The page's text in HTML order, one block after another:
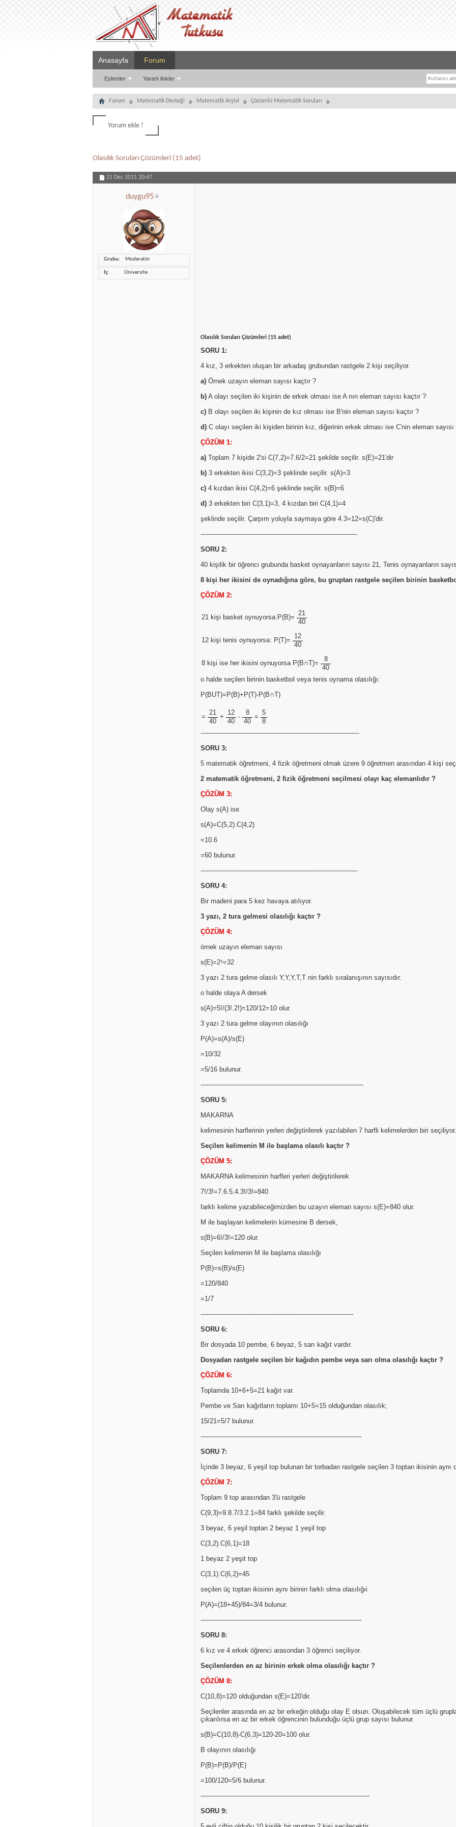
Anasayfa Forum
Eylemler Yararlı linkler
Forum Matematik Desteği Matematik Arşivi Çözümlü Matematik Soruları
Yorum ekle !
Olasılık Soruları Çözümleri (15 adet)
21 Dec 2011 20:47
duygu95
Grubu Moderatör
İş Üniversite
Olasılık Soruları Çözümleri (15 adet)
SORU 1:
4 kız, 3 erkekten oluşan bir arkadaş grubundan rastgele 2 kişi seçiliyor.
a) Örnek uzayın eleman sayısı kaçtır ?
b) A olayı seçilen iki kişinin de erkek olması ise A nın eleman sayısı kaçtır ?
c) B olayı seçilen iki kişinin de kız olması ise B'nin eleman sayısı kaçtır ?
d) C olayı seçilen iki kişiden birinin kız, diğerinin erkek olması ise C'nin eleman sayısı
ÇÖZÜM 1:
a) Toplam 7 kişide 2'si C(7,2)=7.6/2=21 şekilde seçilir. s(E)=21'dir
b) 3 erkekten ikisi C(3,2)=3 şeklinde seçilir. s(A)=3
c) 4 kızdan ikisi C(4,2)=6 şeklinde seçilir. s(B)=6
d) 3 erkekten biri C(3,1)=3, 4 kızdan biri C(4,1)=4
şeklinde seçilir. Çarpım yoluyla saymaya göre 4.3=12=s(C)'dir.
-----------------------------------------------------------------------------
SORU 2:
40 kişilik bir öğrenci grubunda basket oynayanların sayısı 21, Tenis oynayanların
8 kişi her ikisini de oynadığına göre, bu gruptan rastgele seçilen birinin
ÇÖZÜM 2:
21 kişi basket oynuyorsa:P(B)=
21
40
12 kişi tenis oynuyorsa: P(T)=
12
40
8 kişi ise her ikisini oynuyorsa P(B∩T)=
8
40
o halde seçilen birinin basketbol veya tenis oynama olasılığı:
P(BUT)=P(B)+P(T)-P(B∩T)
=
21
40
+
12
40
-
8
40
=
5
8
------------------------------------------------------------------------------
SORU 3:
5 matematik öğretmeni, 4 fizik öğretmeni olmak üzere 9 öğretmen arasından 4 kişi
2 matematik öğretmeni, 2 fizik öğretmeni seçilmesi olayı kaç elemanlıdır ?
ÇÖZÜM 3:
Olay s(A) ise
s(A)=C(5,2).C(4,2)
=10.6
=60 bulunur.
-----------------------------------------------------------------------------
SORU 4:
Bir madeni para 5 kez havaya atılıyor.
3 yazı, 2 tura gelmesi olasılığı kaçtır ?
ÇÖZÜM 4:
örnek uzayın eleman sayısı
s(E)=2⁵=32
3 yazı 2 tura gelme olasılı Y,Y,Y,T,T nin farklı sıralanışının sayısıdır.
o halde olaya A dersek
s(A)=5!/(3!.2!)=120/12=10 olur.
3 yazı 2 tura gelme olayının olasılığı
P(A)=s(A)/s(E)
=10/32
=5/16 bulunur.
--------------------------------------------------------------------------------
SORU 5:
MAKARNA
kelimesinin harflerinin yerleri değiştirilerek yazılabilen 7 harfli kelimelerden biri seçiliyor.
Seçilen kelimenin M ile başlama olasılı kaçtır ?
ÇÖZÜM 5:
MAKARNA kelimesinin harfleri yerleri değiştirilerek
7!/3!=7.6.5.4.3!/3!=840
farklı kelime yazabileceğimizden bu uzayın eleman sayısı s(E)=840 olur.
M ile başlayan kelimelerin kümesine B dersek,
s(B)=6!/3!=120 olur.
Seçilen kelimenin M ile başlama olasılığı
P(B)=s(B)/s(E)
=120/840
=1/7
---------------------------------------------------------------------------
SORU 6:
Bir dosyada 10 pembe, 6 beyaz, 5 sarı kağıt vardır.
Dosyadan rastgele seçilen bir kağıdın pembe veya sarı olma olasılığı kaçtır ?
ÇÖZÜM 6:
Toplamda 10+6+5=21 kağıt var.
Pembe ve Sarı kağıtların toplamı 10+5=15 olduğundan olasılık;
15/21=5/7 bulunur.
-------------------------------------------------------------------------------
SORU 7:
İçinde 3 beyaz, 6 yeşil top bulunan bir torbadan rastgele seçilen 3 toptan ikisinin aynı
ÇÖZÜM 7:
Toplam 9 top arasından 3'ü rastgele
C(9,3)=9.8.7/3.2.1=84 farklı şekilde seçilir.
3 beyaz, 6 yeşil toptan 2 beyaz 1 yeşil top
C(3,2).C(6,1)=18
1 beyaz 2 yeşit top
C(3,1).C(6,2)=45
seçilen üç toptan ikisinin aynı birinin farklı olma olasılığıi
P(A)=(18+45)/84=3/4 bulunur.
-------------------------------------------------------------------------------
SORU 8:
6 kız ve 4 erkek öğrenci arasondan 3 öğrenci seçiliyor.
Seçilenlerden en az birinin erkek olma olasılığı kaçtır ?
ÇÖZÜM 8:
C(10,8)=120 olduğundan s(E)=120'dir.
Seçilenler arasında en az bir erkeğin olduğu olay E olsun. Oluşabilecek tüm üçlü
çıkarılırsa en az bir erkek öğrencinin bulunduğu üçlü grup sayısı bulunur.
s(B)=C(10,8)-C(6,3)=120-20=100 olur.
B olayının olasılığı
P(B)=P(B)/P(E)
=100/120=5/6 bulunur.
-----------------------------------------------------------------------------------
SORU 9: